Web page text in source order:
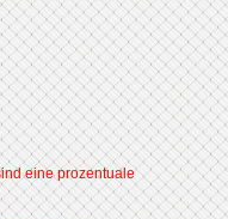
eine prozentuale